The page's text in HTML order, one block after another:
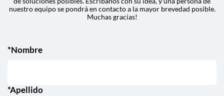
nuestro equipo se pondrá en contacto a la mayor brevedad posible.
Muchas gracias!
*Nombre
*Apellido